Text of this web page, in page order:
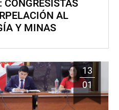
CONGRESISTAS
AL
Y MINAS
13
01